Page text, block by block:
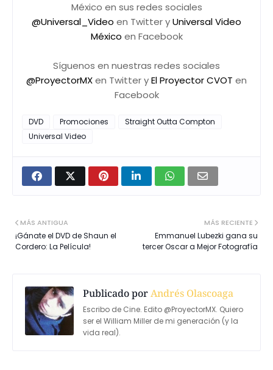
México en sus redes sociales
@Universal_Video en Twitter yUniversal Video
México en Facebook
Síguenos en nuestras redes sociales
@ProyectorMXen Twitter yEl Proyector CVOT en
Facebook
DVD Promociones
Straight Outta Compton
Universal Video
MÁS RECIENTE
Emmanuel Lubezki gana su
tercer Oscar a Mejor Fotografía
MÁS ANTIGUA
¡Gánate el DVD de Shaun el
Cordero: La Película!
Publicado porAndrés Olascoaga
Escribo de Cine. Edito @ProyectorMX. Quiero
ser el William Miller de mi generación (y la
vida real).